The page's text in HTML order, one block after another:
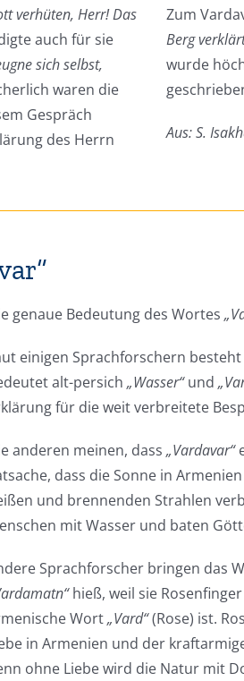
verhüten, Herr! Das
auch für sie
sich selbst,
waren die
Gespräch
des Herrn
Zum
Berg
wurde
Aus: S.
genaue Bedeutung des Wortes
einigen Sprachforschern
alt-persich „Wasser“und
für die weit verbreitete
anderen meinen, dass „Vardavar“
dass die Sonne in
und brennenden Strahlen
mit Wasser und baten
Sprachforscher bringen das
hieß, weil sie
Wort„Vard“(Rose) ist.
in Armenien und der
ohne Liebe wird die Natur mit